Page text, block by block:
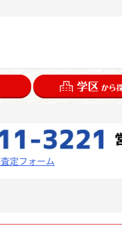
定フォーム